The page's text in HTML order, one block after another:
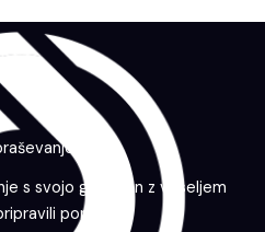
s svojo grafiko in z veseljem
ponudbo.